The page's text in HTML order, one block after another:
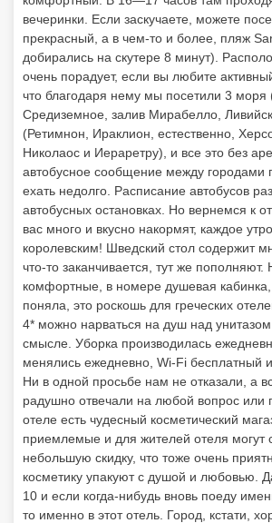
вечеринки. Если заскучаете, можете
прекрасный, а в чем-то и более, пляж
добирались на скутере 8 минут).
очень порадует, если вы любите
что благодаря нему мы посетили 3 моря
Средиземное, залив Мирабелло,
(Ретимнон, Ираклион, естественно,
Николаос и Иераретру), и все это без
автобусное сообщение между городами
ехать недолго. Расписание автобусов
автобусных остановках. Но вернемся к
вас много и вкусно накормят, каждое
королевским! Шведский стол содержит
что-то заканчивается, тут же
комфортные, в номере душевая кабинка,
поняла, это роскошь для греческих
4* можно нарваться на душ над
смысле. Уборка производилась
менялись ежедневно, Wi-Fi бесплатный
Ни в одной просьбе нам не отказали, а
радушно отвечали на любой вопрос или
отеле есть чудесный косметический
приемлемые и для жителей отеля могут
небольшую скидку, что тоже очень
косметику упакуют с душой и любовью.
10 и если когда-нибудь вновь поеду
то именно в этот отель. Город, кстати,